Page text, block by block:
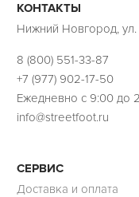
КОНТАКТЫ
Нижний Новгород,
8 (800) 551-33-87
+7 (977) 902-17-50
Ежедневно с 9:00 до
info@streetfoot.ru
СЕРВИС
Доставка и оплата